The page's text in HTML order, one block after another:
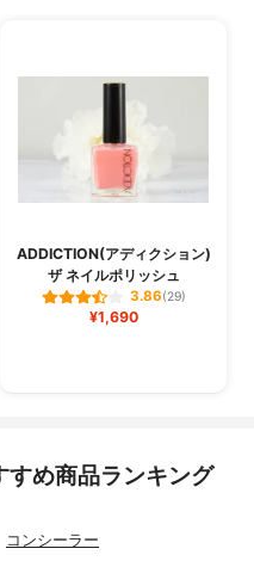
ADDICTION(アディクション)
ザ ネイルポリッシュ
3.86(29)
¥1,690
すめ商品ランキング
コンシーラー